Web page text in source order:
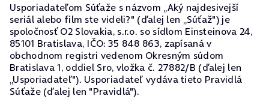
Usporiadateľom Súťaže s názvom „Aký najdesivejší
seriál alebo film ste videli?" (ďalej len „Súťaž") je
spoločnosť O2 Slovakia, s.r.o. so sídlom Einsteinova 24,
85101 Bratislava, IČO: 35 848 863, zapísaná v
obchodnom registri vedenom Okresným súdom
Bratislava 1, oddiel Sro, vložka č. 27882/B (ďalej len
„Usporiadateľ"). Usporiadateľ vydáva tieto Pravidlá
Súťaže (ďalej len "Pravidlá").